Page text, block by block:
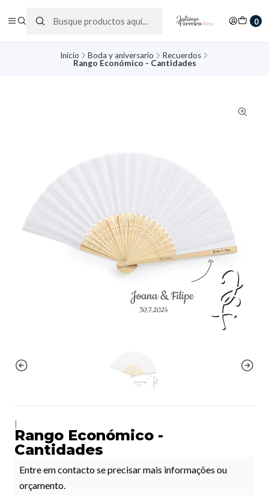
0
Inicio Boda y aniversario
Recuerdos
Rango Económico - Cantidades
Rango Económico -
Cantidades
Entre em contacto se precisar mais informações ou
orçamento.